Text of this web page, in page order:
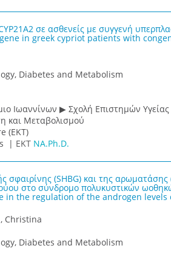
σε ασθενείς με συγγενή
in greek cypriot patients with
Diabetes and Metabolism
Ιωαννίνων ▶ Σχολή Επιστημών
και Μεταβολισμού
(EKT)
| ΕΚΤ NA.Ph.D.
σφαιρίνης (SHBG) και της
στο σύνδρομο πολυκυστικών
in the regulation of the androgen
Christina
Diabetes and Metabolism